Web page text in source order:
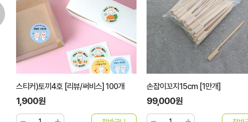
스티커)토끼4호 [리뷰/써비스] 100개
1,900원
손잡이꼬지15cm [1만개]
99,000원